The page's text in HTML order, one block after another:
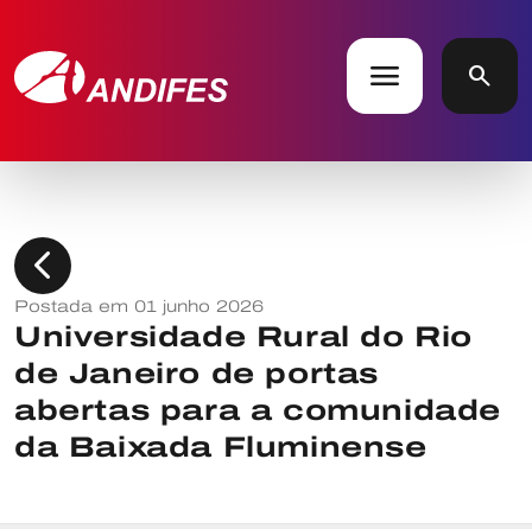
menu search
chevron_left
Postada em 01 junho 2026
Universidade Rural do Rio
de Janeiro de portas
abertas para a comunidade
da Baixada Fluminense